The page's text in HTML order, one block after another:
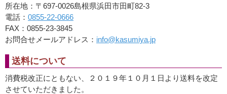
所在地：〒697-0026島根県浜田市田町82-3
電話： 0855-22-0666
FAX：0855-23-3845
お問合せメールアドレス： info@kasumiya.jp
送料について
消費税改正にともない、２０１９年１０月１日より送料を改定
させていただきました。